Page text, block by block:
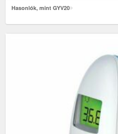
Hasonlók, mint GYV20